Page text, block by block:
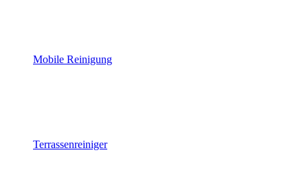
Mobile Reinigung
Terrassenreiniger